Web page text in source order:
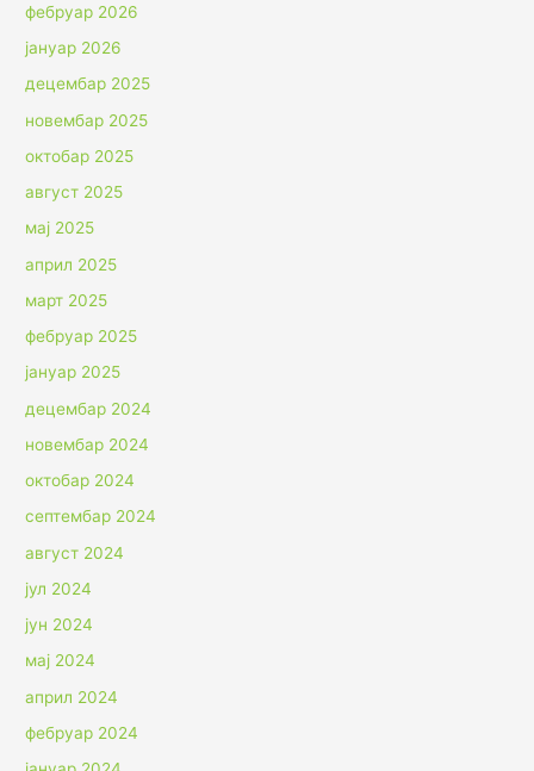
фебруар 2026
јануар 2026
децембар 2025
новембар 2025
октобар 2025
август 2025
мај 2025
април 2025
март 2025
фебруар 2025
јануар 2025
децембар 2024
новембар 2024
октобар 2024
септембар 2024
август 2024
јул 2024
јун 2024
мај 2024
април 2024
фебруар 2024